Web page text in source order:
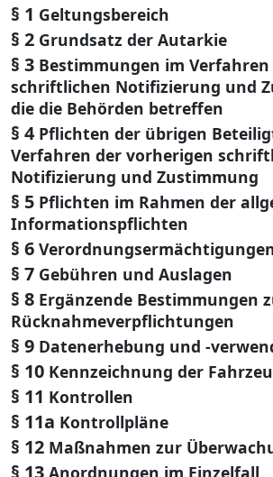
§ 1 Geltungsbereich
§ 2 Grundsatz der Autarkie
§ 3 Bestimmungen im
schriftlichen Notifizierung und
die die Behörden betreffen
§ 4 Pflichten der übrigen
Verfahren der vorherigen
Notifizierung und Zustimmung
§ 5 Pflichten im Rahmen der
Informationspflichten
§ 6
§ 7 Gebühren und Auslagen
§ 8 Ergänzende Bestimmungen
Rücknahmeverpflichtungen
§ 9 Datenerhebung und -
§ 10 Kennzeichnung der
§ 11 Kontrollen
§ 11a Kontrollpläne
§ 12 Maßnahmen zur
§ 13 Anordnungen im Einzelfall